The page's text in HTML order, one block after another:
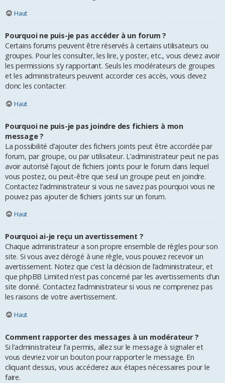
Haut
Pourquoi ne puis-je pas accéder à un forum ?
Certains forums peuvent être réservés à certains utilisateurs ou
groupes. Pour les consulter, les lire, y poster, etc., vous devez avoir
les permissions s’y rapportant. Seuls les modérateurs de groupes
et les administrateurs peuvent accorder ces accès, vous devez
donc les contacter.
Haut
Pourquoi ne puis-je pas joindre des fichiers à mon
message ?
La possibilité d’ajouter des fichiers joints peut être accordée par
forum, par groupe, ou par utilisateur. L’administrateur peut ne pas
avoir autorisé l’ajout de fichiers joints pour le forum dans lequel
vous postez, ou peut-être que seul un groupe peut en joindre.
Contactez l’administrateur si vous ne savez pas pourquoi vous ne
pouvez pas ajouter de fichiers joints sur un forum.
Haut
Pourquoi ai-je reçu un avertissement ?
Chaque administrateur a son propre ensemble de règles pour son
site. Si vous avez dérogé à une règle, vous pouvez recevoir un
avertissement. Notez que c’est la décision de l’administrateur, et
que phpBB Limited n’est pas concerné par les avertissements d’un
site donné. Contactez l’administrateur si vous ne comprenez pas
les raisons de votre avertissement.
Haut
Comment rapporter des messages à un modérateur ?
Si l’administrateur l’a permis, allez sur le message à signaler et
vous devriez voir un bouton pour rapporter le message. En
cliquant dessus, vous accéderez aux étapes nécessaires pour le
faire.